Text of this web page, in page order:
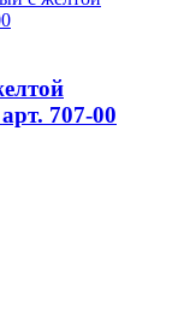
707-00